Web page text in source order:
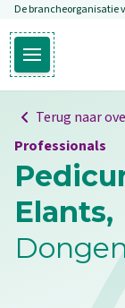
Overslaan en
De brancheorganisatie
Open
Terug naar
Professionals
Elants,